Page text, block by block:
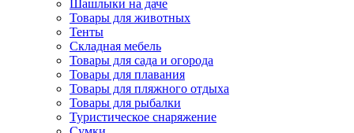
Шашлыки на даче
Товары для животных
Тенты
Складная мебель
Товары для сада и огорода
Товары для плавания
Товары для пляжного отдыха
Товары для рыбалки
Туристическое снаряжение